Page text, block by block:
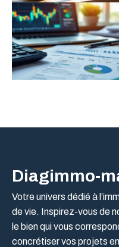
Diagimmo-
Votre univers dédié à
de vie. Inspirez-vous de
le bien qui vous
concrétiser vos projets